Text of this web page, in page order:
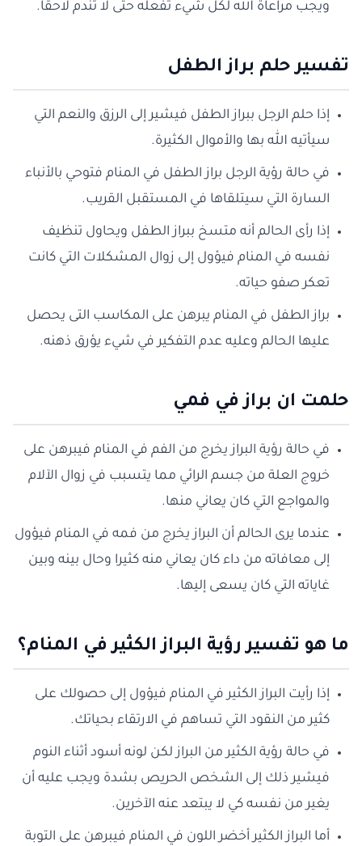
ويجب مراعاة الله لكل شيء تفعله حتى لا تندم لاحقا.
تفسير حلم براز الطفل
إذا حلم الرجل ببراز الطفل فيشير إلى الرزق والنعم التي
سيأتيه الله بها والأموال الكثيرة.
في حالة رؤية الرجل براز الطفل في المنام فتوحي بالأنباء
السارة التي سيتلقاها في المستقبل القريب.
إذا رأى الحالم أنه متسخ ببراز الطفل ويحاول تنظيف
نفسه في المنام فيؤول إلى زوال المشكلات التي كانت
تعكر صفو حياته.
براز الطفل في المنام يبرهن على المكاسب التى يحصل
عليها الحالم وعليه عدم التفكير في شيء يؤرق ذهنه.
حلمت ان براز في فمي
في حالة رؤية البراز يخرج من الفم في المنام فيبرهن على
خروج العلة من جسم الرائي مما يتسبب في زوال الآلام
والمواجع التي كان يعاني منها.
عندما يرى الحالم أن البراز يخرج من فمه في المنام فيؤول
إلى معافاته من داء كان يعاني منه كثيرا وحال بينه وبين
غاياته التي كان يسعى إليها.
ما هو تفسير رؤية البراز الكثير في المنام؟
إذا رأيت البراز الكثير في المنام فيؤول إلى حصولك على
كثير من النقود التي تساهم في الارتقاء بحياتك.
في حالة رؤية الكثير من البراز لكن لونه أسود أثناء النوم
فيشير ذلك إلى الشخص الحريص بشدة ويجب عليه أن
يغير من نفسه كي لا يبتعد عنه الآخرين.
أما البراز الكثير أخضر اللون في المنام فيبرهن على التوبة